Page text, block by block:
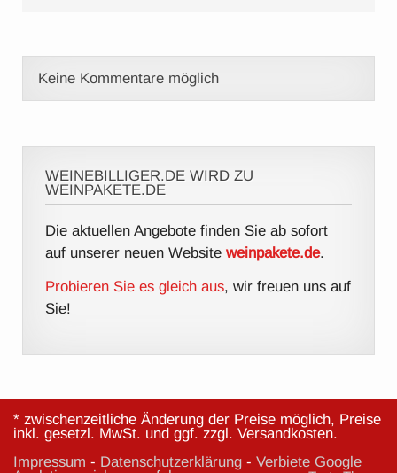
Keine Kommentare möglich
WEINEBILLIGER.DE WIRD ZU
WEINPAKETE.DE
Die aktuellen Angebote finden Sie ab sofort
auf unserer neuen Websiteweinpakete.de.
Probieren Sie es gleich aus, wir freuen uns auf
Sie!
* zwischenzeitliche Änderung der Preise möglich, Preise
inkl. gesetzl. MwSt. und ggf. zzgl. Versandkosten.
Impressum - Datenschutzerklärung - Verbiete Google